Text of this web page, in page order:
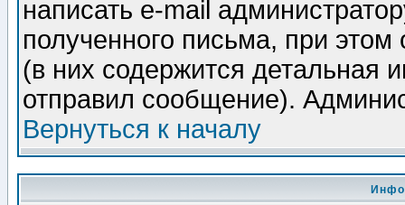
написать e-mail
полученного письма, при этом
(в них содержится детальная
отправил сообщение).
Вернуться к началу